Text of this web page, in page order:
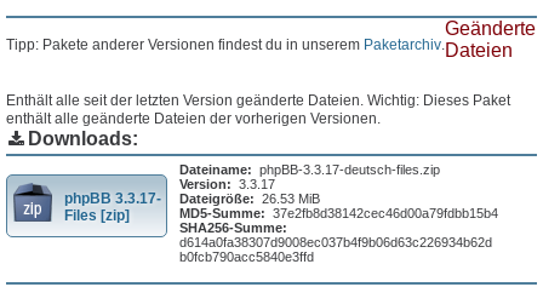
Tipp: Pakete anderer Versionen findest du in unserem Paketarchiv.
Geänderte
Dateien
Enthält alle seit der letzten Version geänderte Dateien. Wichtig: Dieses Paket
enthält alle geänderte Dateien der vorherigen Versionen.
Downloads:
phpBB 3.3.17-
Files [zip]
Dateiname: phpBB-3.3.17-deutsch-files.zip
Version: 3.3.17
Dateigröße: 26.53 MiB
MD5-Summe: 37e2fb8d38142cec46d00a79fdbb15b4
SHA256-Summe:
d614a0fa38307d9008ec037b4f9b06d63c226934b62d
b0fcb790acc5840e3ffd